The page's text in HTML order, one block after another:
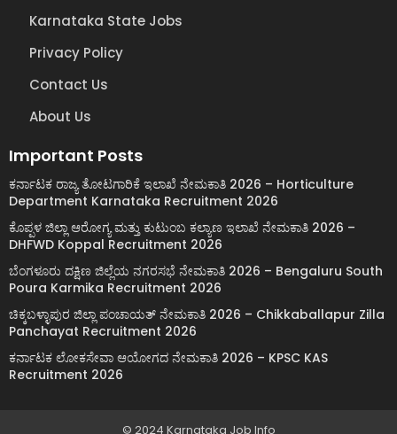
Karnataka State Jobs
Privacy Policy
Contact Us
About Us
Important Posts
ಕರ್ನಾಟಕ ರಾಜ್ಯ ತೋಟಗಾರಿಕೆ ಇಲಾಖೆ ನೇಮಕಾತಿ 2026 – Horticulture
Department Karnataka Recruitment 2026
ಕೊಪ್ಪಳ ಜಿಲ್ಲಾ ಆರೋಗ್ಯ ಮತ್ತು ಕುಟುಂಬ ಕಲ್ಯಾಣ ಇಲಾಖೆ ನೇಮಕಾತಿ 2026 –
DHFWD Koppal Recruitment 2026
ಬೆಂಗಳೂರು ದಕ್ಷಿಣ ಜಿಲ್ಲೆಯ ನಗರಸಭೆ ನೇಮಕಾತಿ 2026 – Bengaluru South
Poura Karmika Recruitment 2026
ಚಿಕ್ಕಬಳ್ಳಾಪುರ ಜಿಲ್ಲಾ ಪಂಚಾಯತ್ ನೇಮಕಾತಿ 2026 – Chikkaballapur Zilla
Panchayat Recruitment 2026
ಕರ್ನಾಟಕ ಲೋಕಸೇವಾ ಆಯೋಗದ ನೇಮಕಾತಿ 2026 – KPSC KAS
Recruitment 2026
© 2024 Karnataka Job Info